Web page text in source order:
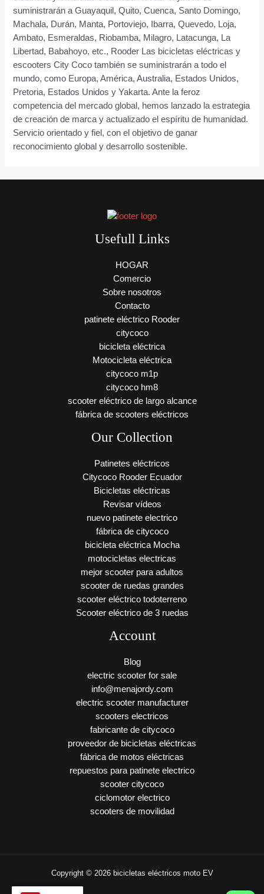
suministrarán a Guayaquil, Quito, Cuenca, Santo Domingo,
Machala, Durán, Manta, Portoviejo, Ibarra, Quevedo, Loja,
Ambato, Esmeraldas, Riobamba, Milagro, Latacunga, La
Libertad, Babahoyo, etc., Rooder Las bicicletas eléctricas y
escooters City Coco también se suministrarán a todo el
mundo, como Europa, América, Australia, Estados Unidos,
Pretoria, Estados Unidos y Yakarta. Ante la feroz
competencia del mercado global, hemos lanzado la estrategia
de creación de marca y actualizado el espíritu de humanidad.
Servicio orientado y fiel, con el objetivo de ganar
reconocimiento global y desarrollo sostenible.
Usefull Links
HOGAR
Comercio
Sobre nosotros
Contacto
patinete eléctrico Rooder
citycoco
bicicleta eléctrica
Motocicleta eléctrica
citycoco m1p
citycoco hm8
scooter eléctrico de largo alcance
fábrica de scooters eléctricos
Our Collection
Patinetes eléctricos
Citycoco Rooder Ecuador
Bicicletas eléctricas
Revisar vídeos
nuevo patinete electrico
fábrica de citycoco
bicicleta eléctrica Mocha
motocicletas electricas
mejor scooter para adultos
scooter de ruedas grandes
scooter eléctrico todoterreno
Scooter eléctrico de 3 ruedas
Account
Blog
electric scooter for sale
info@menajordy.com
electric scooter manufacturer
scooters electricos
fabricante de citycoco
proveedor de bicicletas eléctricas
fábrica de motos eléctricas
repuestos para patinete electrico
scooter citycoco
ciclomotor electrico
scooters de movilidad
Copyright © 2026 bicicletas eléctricos moto EV